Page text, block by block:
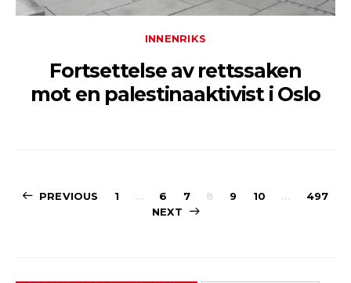
INNENRIKS
Fortsettelse av rettssaken
mot en palestinaaktivist i Oslo
PREVIOUS 1 … 6 7 8 9 10 …
497
NEXT